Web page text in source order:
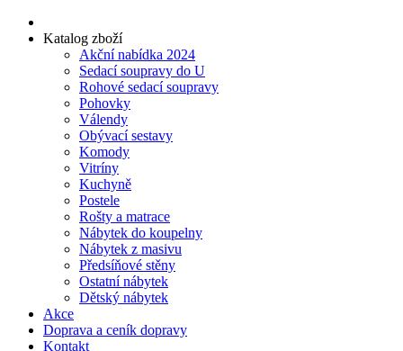
Katalog zboží
Akční nabídka 2024
Sedací soupravy do U
Rohové sedací soupravy
Pohovky
Válendy
Obývací sestavy
Komody
Vitríny
Kuchyně
Postele
Rošty a matrace
Nábytek do koupelny
Nábytek z masivu
Předsíňové stěny
Ostatní nábytek
Dětský nábytek
Akce
Doprava a ceník dopravy
Kontakt